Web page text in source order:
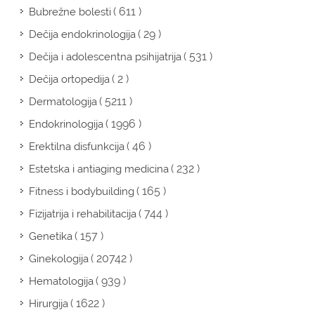
Bubrežne bolesti( 611 )
Dečija endokrinologija( 29 )
Dečija i adolescentna psihijatrija( 531 )
Dečija ortopedija( 2 )
Dermatologija( 5211 )
Endokrinologija( 1996 )
Erektilna disfunkcija( 46 )
Estetska i antiaging medicina( 232 )
Fitness i bodybuilding( 165 )
Fizijatrija i rehabilitacija( 744 )
Genetika( 157 )
Ginekologija( 20742 )
Hematologija( 939 )
Hirurgija( 1622 )